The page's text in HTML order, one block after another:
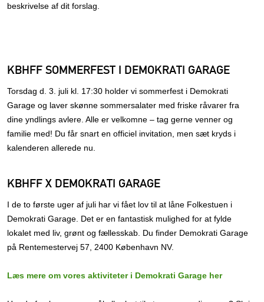
beskrivelse af dit forslag.
KBHFF SOMMERFEST I DEMOKRATI GARAGE
Torsdag d. 3. juli kl. 17:30 holder vi sommerfest i Demokrati
Garage og laver skønne sommersalater med friske råvarer fra
dine yndlings avlere. Alle er velkomne – tag gerne venner og
familie med! Du får snart en officiel invitation, men sæt kryds i
kalenderen allerede nu.
KBHFF X DEMOKRATI GARAGE
I de to første uger af juli har vi fået lov til at låne Folkestuen i
Demokrati Garage. Det er en fantastisk mulighed for at fylde
lokalet med liv, grønt og fællesskab. Du finder Demokrati Garage
på Rentemestervej 57, 2400 København NV.
Læs mere om vores aktiviteter i Demokrati Garage her